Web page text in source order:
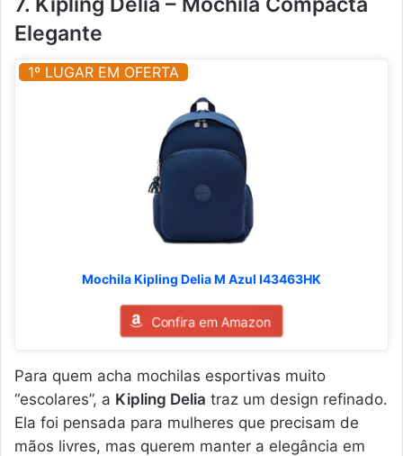
Elegante
1º LUGAR EM OFERTA
Mochila Kipling Delia M Azul I43463HK
Confira em Amazon
Para quem acha mochilas esportivas muito
“escolares”, a Kipling Delia traz um design refinado.
Ela foi pensada para mulheres que precisam de
mãos livres, mas querem manter a elegância em